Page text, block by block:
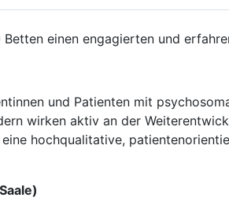
einen engagierten und
und Patienten mit
wirken aktiv an der
hochqualitative,